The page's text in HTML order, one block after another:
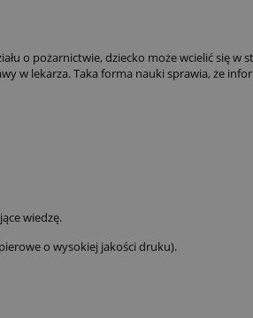
o pożarnictwie, dziecko może wcielić się
w lekarza. Taka forma nauki sprawia, że
wiedzę.
o wysokiej jakości druku).